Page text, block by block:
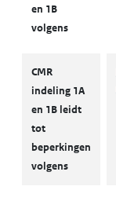
en 1B
volgens
CMR
indeling 1A
en 1B leidt
tot
beperkingen
volgens